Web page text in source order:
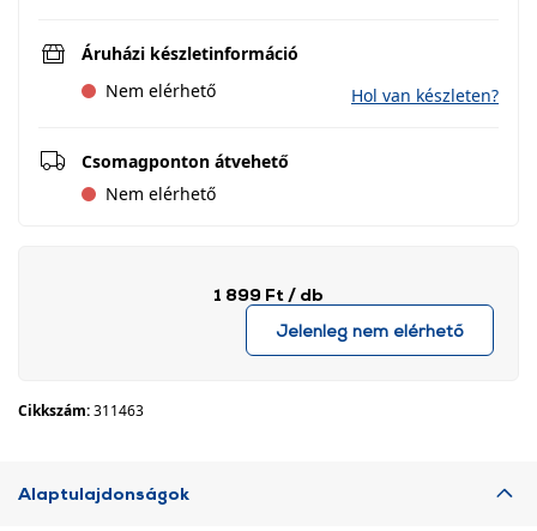
Áruházi készletinformáció
Nem elérhető
Hol van készleten?
Csomagponton átvehető
Nem elérhető
1 899 Ft / db
Jelenleg nem elérhető
Cikkszám:311463
Alaptulajdonságok